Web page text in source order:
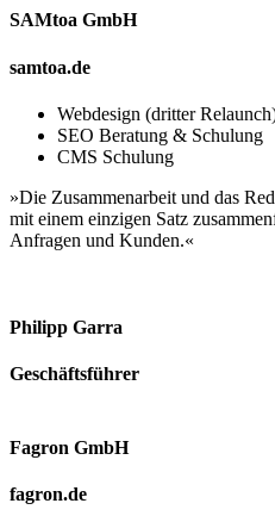
SAMtoa GmbH
samtoa.de
Webdesign (dritter
SEO Beratung & Schulung
CMS Schulung
»Die Zusammenarbeit und das
mit einem einzigen Satz
Anfragen und Kunden.«
Philipp Garra
Geschäftsführer
Fagron GmbH
fagron.de